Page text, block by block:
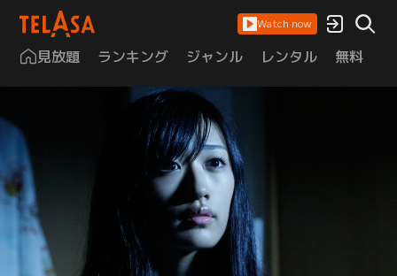
Watch now
見放題 ランキング ジャンル レンタル 無料